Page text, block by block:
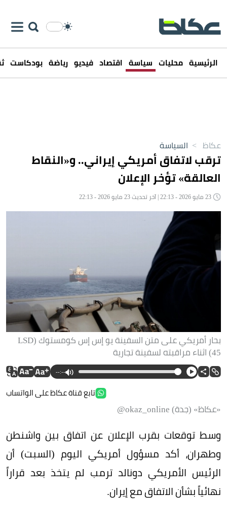
الرئيسية محليات سياسة اقتصاد فيديو رياضة بودكاست
عكاظ > السياسة
ترقب لاتفاق أمريكي إيراني.. و«النقاط
العالقة» تؤخر الإعلان
بحار أمريكي على متن السفينة يو إس إس كومستوك (LSD
45) اثناء مراقبته لسفينة تجارية
--:--
تابع قناة عكاظ على الواتساب
«عكاظ» (جدة) okaz_online@
وسط توقعات بقرب الإعلان عن اتفاق بين واشنطن
وطهران، أكد مسؤول أمريكي اليوم (السبت) أن
الرئيس الأمريكي دونالد ترمب لم يتخذ بعد قراراً
نهائياً بشأن الاتفاق مع إيران.